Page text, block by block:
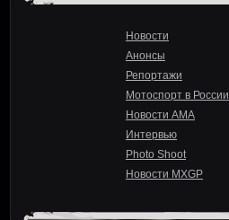
Новости
Анонсы
Репортажи
Мотоспорт в России
Новости AMA
Интервью
Photo Shoot
Новости MXGP